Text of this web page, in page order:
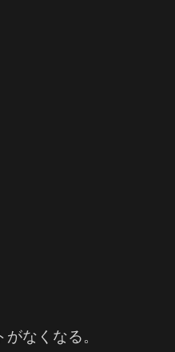
なくなる。